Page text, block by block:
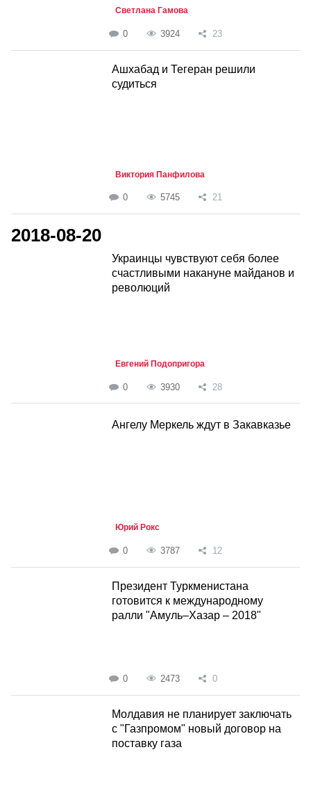
Светлана Гамова
0 3924 23
Ашхабад и Тегеран решили
судиться
Виктория Панфилова
0 5745 21
2018-08-20
Украинцы чувствуют себя более
счастливыми накануне майданов и
революций
Евгений Подопригора
0 3930 28
Ангелу Меркель ждут в Закавказье
Юрий Рокс
0 3787 12
Президент Туркменистана
готовится к международному
ралли "Амуль–Хазар – 2018"
0 2473 0
Молдавия не планирует заключать
с "Газпромом" новый договор на
поставку газа